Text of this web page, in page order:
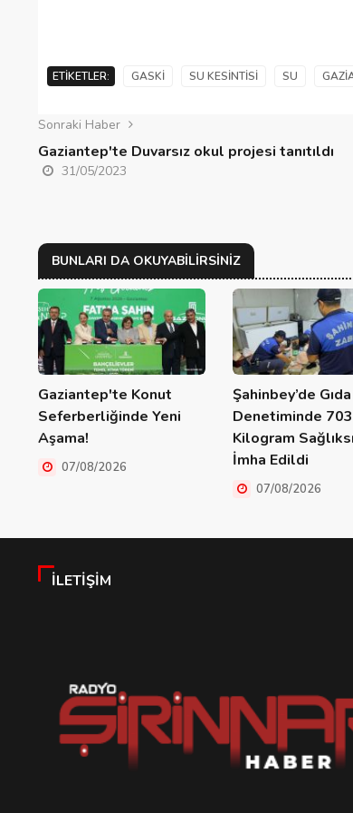
ETIKETLER: GASKİ SU KESINTISI SU
Sonraki Haber
Gaziantep'te Duvarsız okul projesi tanıtıldı
31/05/2023
BUNLARI DA OKUYABILIRSINIZ
Gaziantep'te Konut
Seferberliğinde Yeni
Aşama!
07/08/2026
Şahinbey’de Gıda
Denetiminde 703
Kilogram
İmha Edildi
07/08/2026
İLETIŞIM